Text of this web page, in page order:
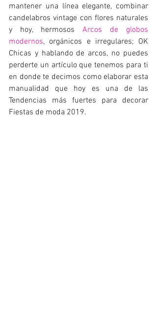
mantener una línea elegante, combinar
candelabros vintage con flores naturales
y hoy, hermosos Arcos de globos
modernos, orgánicos e irregulares; OK
Chicas y hablando de arcos, no puedes
perderte un artículo que tenemos para ti
en donde te decimos como elaborar esta
manualidad que hoy es una de las
Tendencias más fuertes para decorar
Fiestas de moda 2019.